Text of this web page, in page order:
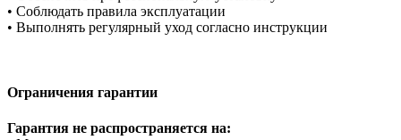
• Соблюдать правила эксплуатации
• Выполнять регулярный уход согласно инструкции
Ограничения гарантии
Гарантия не распространяется на: